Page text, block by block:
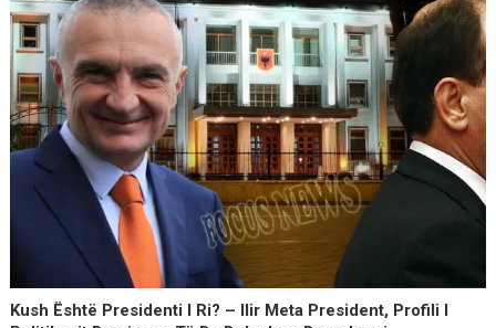
Kush Është Presidenti I Ri? – Ilir Meta President, Profili I